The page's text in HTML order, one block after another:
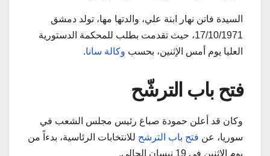
السيدة فاتن نهار ابنة علي، والدتها مها، تولد دمشق
17/10/1971، حيث تقدمت بطلب للمحكمة الدستورية
العليا يوم أمس الإثنين، بحسب وكالة سانا.
فتح باب الترشّح
وكان قد أعلن حمودة صباغ رئيس مجلس الشعب في
سوريا، عن فتح باب الترشح للانتخابات الرئاسية، بدءاً من
يوم الاثنين في 19 نيسان الحالي.